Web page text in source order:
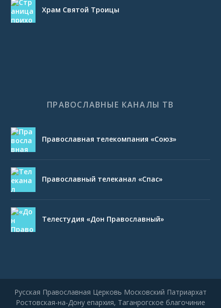
Храм Святой Троицы
ПРАВОСЛАВНЫЕ КАНАЛЫ ТВ
Православная телекомпания «Союз»
Православный телеканал «Спас»
Телестудия «Дон Православный»
Русская Православная Церковь Московский Патриархат
Ростовская-на-Дону епархия, Таганрогское благочиние